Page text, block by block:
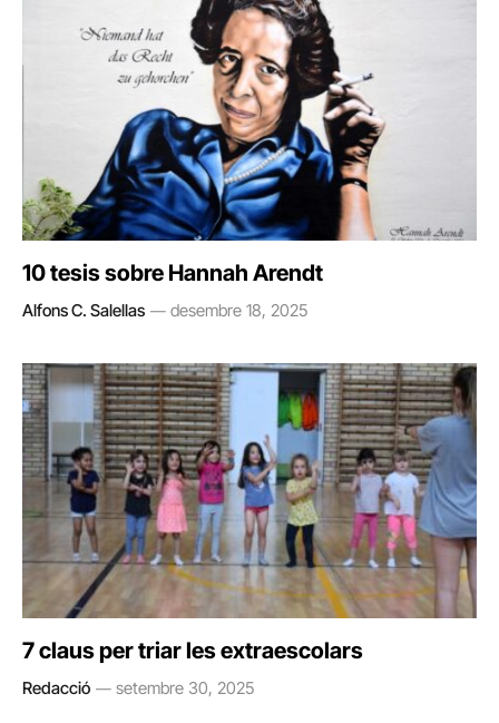
10 tesis sobre Hannah Arendt
Alfons C. Salellas desembre 18, 2025
7 claus per triar les extraescolars
Redacció setembre 30, 2025